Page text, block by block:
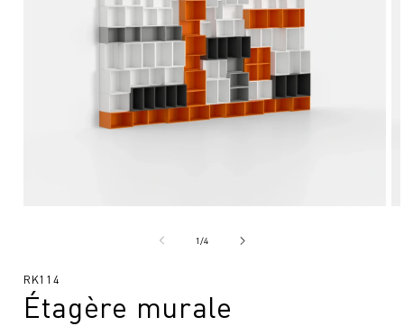
modal
1/de4
SKU
RK114
Étagère murale